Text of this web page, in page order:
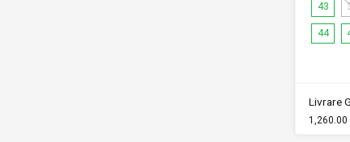
43
44
Livrare
1,260.00